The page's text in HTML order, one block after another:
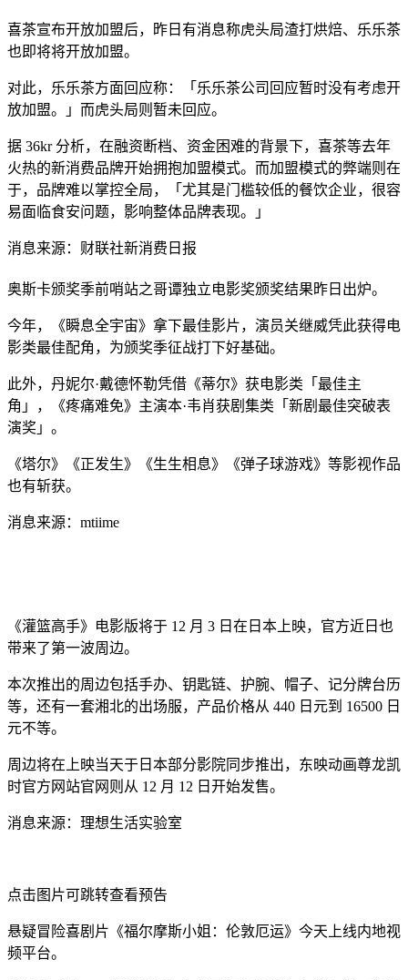
喜茶宣布开放加盟后，昨日有消息称虎头局渣打烘焙、乐乐茶
也即将将开放加盟。
对此，乐乐茶方面回应称：「乐乐茶公司回应暂时没有考虑开
放加盟。」而虎头局则暂未回应。
据 36kr 分析，在融资断档、资金困难的背景下，喜茶等去年
火热的新消费品牌开始拥抱加盟模式。 而加盟模式的弊端则在
于，品牌难以掌控全局，「尤其是门槛较低的餐饮企业，很容
易面临食安问题，影响整体品牌表现。」
消息来源：财联社新消费日报
奥斯卡颁奖季前哨站之哥谭独立电影奖颁奖结果昨日出炉。
今年，《瞬息全宇宙》拿下最佳影片，演员关继威凭此获得电
影类最佳配角，为颁奖季征战打下好基础。
此外，丹妮尔·戴德怀勒凭借《蒂尔》获电影类「最佳主
角」，《疼痛难免》主演本·韦肖获剧集类「新剧最佳突破表
演奖」。
《塔尔》《正发生》《生生相息》《弹子球游戏》等影视作品
也有斩获。
消息来源：mtiime
《灌篮高手》电影版将于 12 月 3 日在日本上映，官方近日也
带来了第一波周边。
本次推出的周边包括手办、钥匙链、护腕、帽子、记分牌台历
等，还有一套湘北的出场服，产品价格从 440 日元到 16500 日
元不等。
周边将在上映当天于日本部分影院同步推出，东映动画尊龙凯
时官方网站官网则从 12 月 12 日开始发售。
消息来源：理想生活实验室
点击图片可跳转查看预告
悬疑冒险喜剧片《福尔摩斯小姐：伦敦厄运》今天上线内地视
频平台。